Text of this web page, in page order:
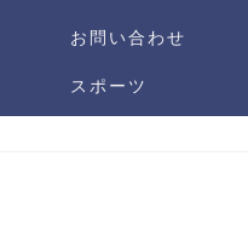
お問い合わせ
スポーツ